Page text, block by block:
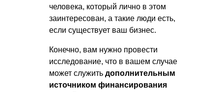
человека, который лично в этом
заинтересован, а такие люди есть,
если существует ваш бизнес.
Конечно, вам нужно провести
исследование, что в вашем случае
может служить дополнительным
источником финансирования